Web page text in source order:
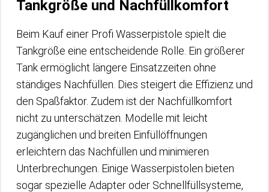
Tankgröße und Nachfüllkomfort
Beim Kauf einer Profi Wasserpistole spielt die
Tankgröße eine entscheidende Rolle. Ein größerer
Tank ermöglicht längere Einsatzzeiten ohne
ständiges Nachfüllen. Dies steigert die Effizienz und
den Spaßfaktor. Zudem ist der Nachfüllkomfort
nicht zu unterschätzen. Modelle mit leicht
zugänglichen und breiten Einfüllöffnungen
erleichtern das Nachfüllen und minimieren
Unterbrechungen. Einige Wasserpistolen bieten
sogar spezielle Adapter oder Schnellfüllsysteme,